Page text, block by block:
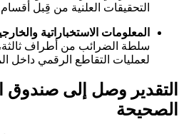
التحقيقات العلنية من قِبل أقسام
المعلومات الاستخباراتية
سلطة الضرائب من أطراف ثالثة،
لعمليات التقاطع الرقمي داخل
التقدير وصل إلى صندوق
الصحيحة